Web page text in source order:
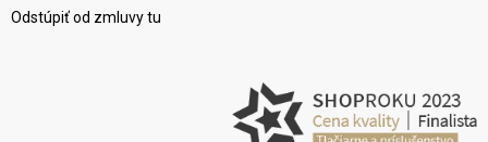
Odstúpiť od zmluvy tu